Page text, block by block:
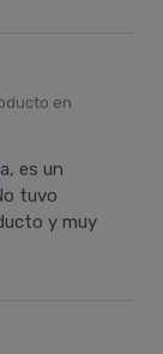
en
es un
tuvo
y muy